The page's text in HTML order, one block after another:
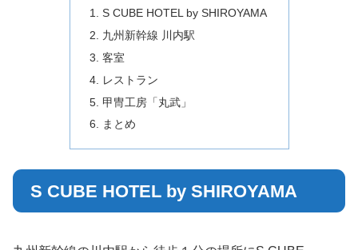
S CUBE HOTEL by SHIROYAMA
九州新幹線 川内駅
客室
レストラン
甲冑工房「丸武」
まとめ
S CUBE HOTEL by SHIROYAMA